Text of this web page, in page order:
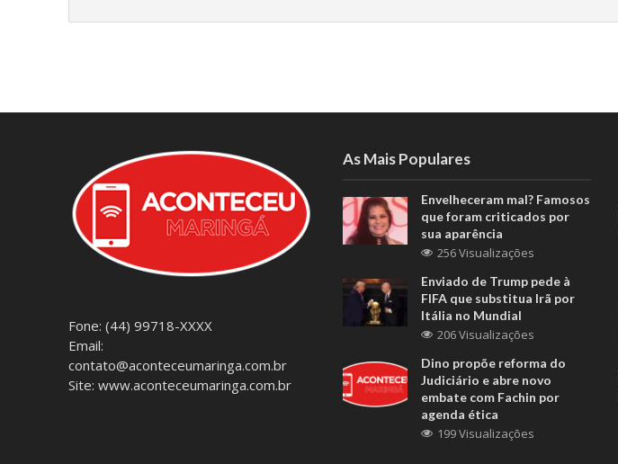
Fone: (44) 99718-XXXX
Email:
contato@aconteceumaringa.com.br
Site: www.aconteceumaringa.com.br
As Mais Populares
Envelheceram mal? Famosos
que foram criticados por
sua aparência
256 Visualizações
Enviado de Trump pede à
FIFA que substitua Irã por
Itália no Mundial
206 Visualizações
Dino propõe reforma do
Judiciário e abre novo
embate com Fachin por
agenda ética
199 Visualizações